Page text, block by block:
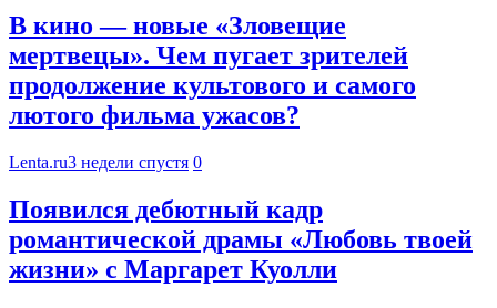
В кино — новые «Зловещие
мертвецы». Чем пугает зрителей
продолжение культового и самого
лютого фильма ужасов?
Lenta.ru3 недели спустя 0
Появился дебютный кадр
романтической драмы «Любовь твоей
жизни» с Маргарет Куолли